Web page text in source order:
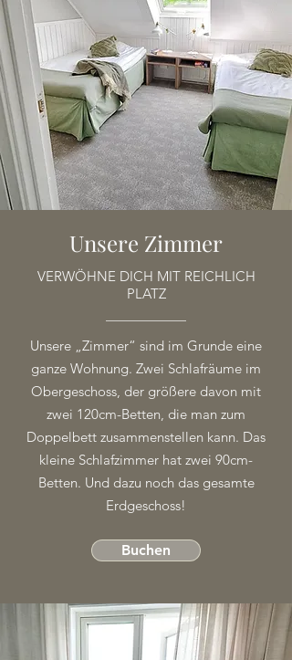
Unsere Zimmer
VERWÖHNE DICH MIT REICHLICH
PLATZ
Unsere „Zimmer“ sind im Grunde eine
ganze Wohnung. Zwei Schlafräume im
Obergeschoss, der größere davon mit
zwei 120cm-Betten, die man zum
Doppelbett zusammenstellen kann. Das
kleine Schlafzimmer hat zwei 90cm-
Betten. Und dazu noch das gesamte
Erdgeschoss!
Buchen